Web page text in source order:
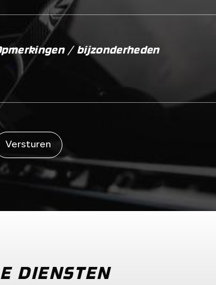
/ bijzonderheden
Versturen
Versturen
DIENSTEN